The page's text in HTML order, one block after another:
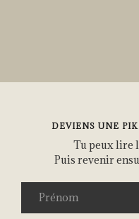
DEVIENS UNE
Tu peux lire
Puis revenir